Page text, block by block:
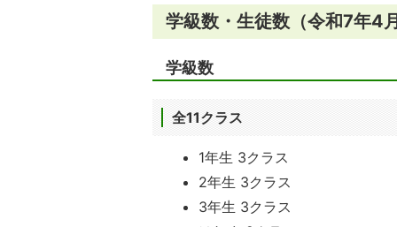
学級数・生徒数（令和7年4
学級数
全11クラス
1年生 3クラス
2年生 3クラス
3年生 3クラス